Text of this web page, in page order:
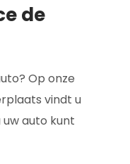
de
Op onze
vindt u
auto kunt